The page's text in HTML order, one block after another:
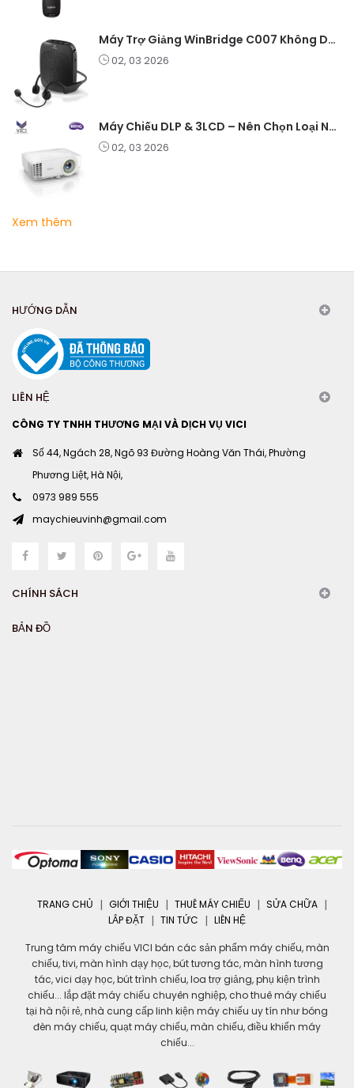
Máy Trợ Giảng WinBridge C007 Không Dây – Pin Lâu, Âm Thanh Rõ
02, 03 2026
Máy Chiếu DLP & 3LCD – Nên Chọn Loại Nào Cho Văn Phòng & Giải Trí?
02, 03 2026
Xem thêm
HƯỚNG DẪN
LIÊN HỆ
CÔNG TY TNHH THƯƠNG MẠI VÀ DỊCH VỤ VICI
Số 44, Ngách 28, Ngõ 93 Đường Hoàng Văn Thái, Phường
Phương Liệt, Hà Nội,
0973 989 555
maychieuvinh@gmail.com
CHÍNH SÁCH
BẢN ĐỒ
TRANG CHỦ GIỚI THIỆU THUÊ MÁY CHIẾU
SỬA CHỮA
LẮP ĐẶT
TIN TỨC LIÊN HỆ
Trung tâm máy chiếu VICI bán các sản phẩm máy chiếu, màn
chiếu, tivi, màn hình dạy học, bút tương tác, màn hình tương
tác, vici dạy học, bút trình chiếu, loa trợ giảng, phụ kiện trình
chiếu... lắp đặt máy chiếu chuyên nghiệp, cho thuê máy chiếu
tại hà nội rẻ, nhà cung cấp linh kiện máy chiếu uy tín như bóng
đèn máy chiếu, quạt máy chiếu, màn chiếu, điều khiển máy
chiếu...